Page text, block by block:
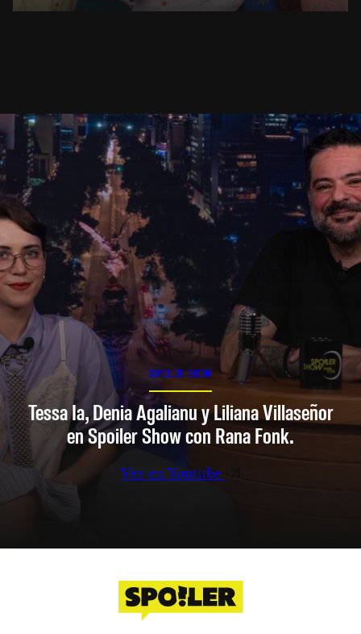
SPOILER SHOW
Tessa Ia, Denia Agalianu y Liliana Villaseñor
en Spoiler Show con Rana Fonk.
Ver en Youtube